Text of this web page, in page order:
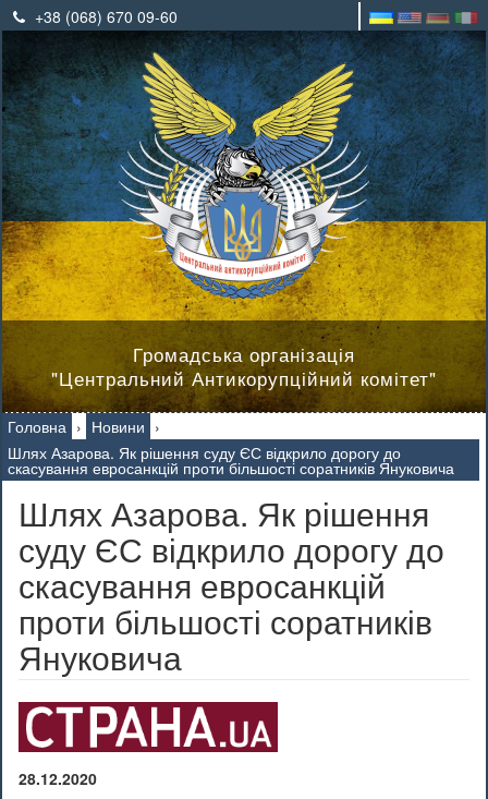
+38 (068) 670 09-60
Громадська організація
"Центральний Антикорупційний комітет"
Головна › Новини ›
Шлях Азарова. Як рішення суду ЄС відкрило дорогу до
скасування евросанкцій проти більшості соратників Януковича
Шлях Азарова. Як рішення
суду ЄС відкрило дорогу до
скасування евросанкцій
проти більшості соратників
Януковича
28.12.2020